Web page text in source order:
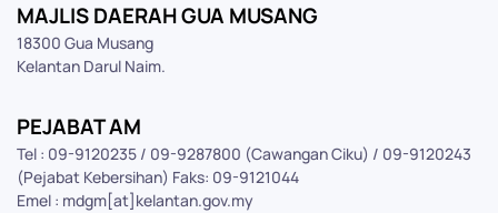
MAJLIS DAERAH GUA MUSANG
18300 Gua Musang
Kelantan Darul Naim.
PEJABAT AM
Tel : 09-9120235 / 09-9287800 (Cawangan Ciku) / 09-9120243
(Pejabat Kebersihan) Faks: 09-9121044
Emel : mdgm[at]kelantan.gov.my